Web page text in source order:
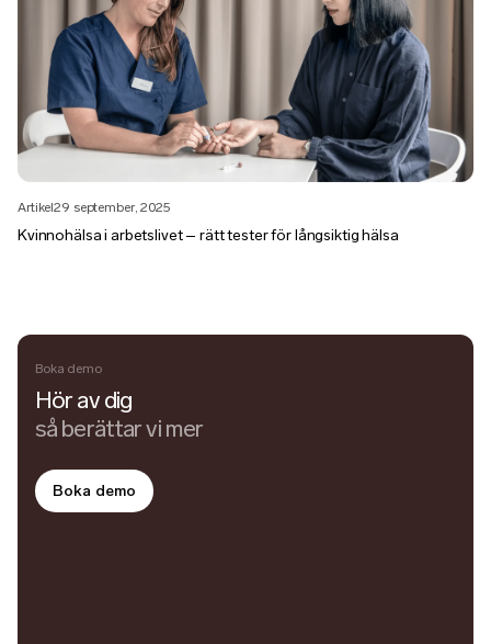
Artikel29 september, 2025
Kvinnohälsa i arbetslivet – rätt tester för långsiktig hälsa
Boka demo
Hör av dig
så berättar vi mer
Boka demo